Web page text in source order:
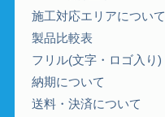
施工対応エリアについて
製品比較表
フリル(文字・ロゴ入り)
納期について
送料・決済について